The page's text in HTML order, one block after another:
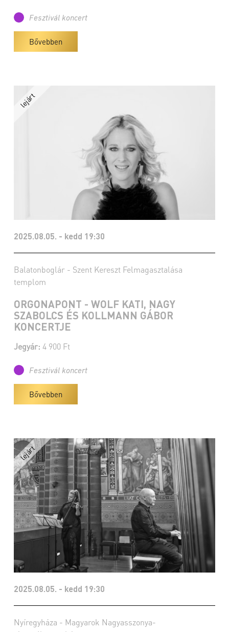
Fesztivál koncert
Bővebben
2025.08.05. - kedd 19:30
Balatonboglár - Szent Kereszt Felmagasztalása
templom
ORGONAPONT - WOLF KATI, NAGY
SZABOLCS ÉS KOLLMANN GÁBOR
KONCERTJE
Jegyár: 4 900 Ft
Fesztivál koncert
Bővebben
2025.08.05. - kedd 19:30
Nyíregyháza - Magyarok Nagyasszonya-